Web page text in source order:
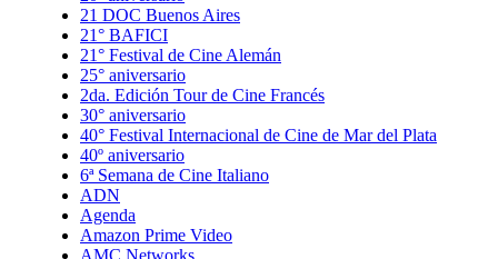
21 DOC Buenos Aires
21° BAFICI
21° Festival de Cine Alemán
25° aniversario
2da. Edición Tour de Cine Francés
30° aniversario
40° Festival Internacional de Cine de Mar del Plata
40º aniversario
6ª Semana de Cine Italiano
ADN
Agenda
Amazon Prime Video
AMC Networks